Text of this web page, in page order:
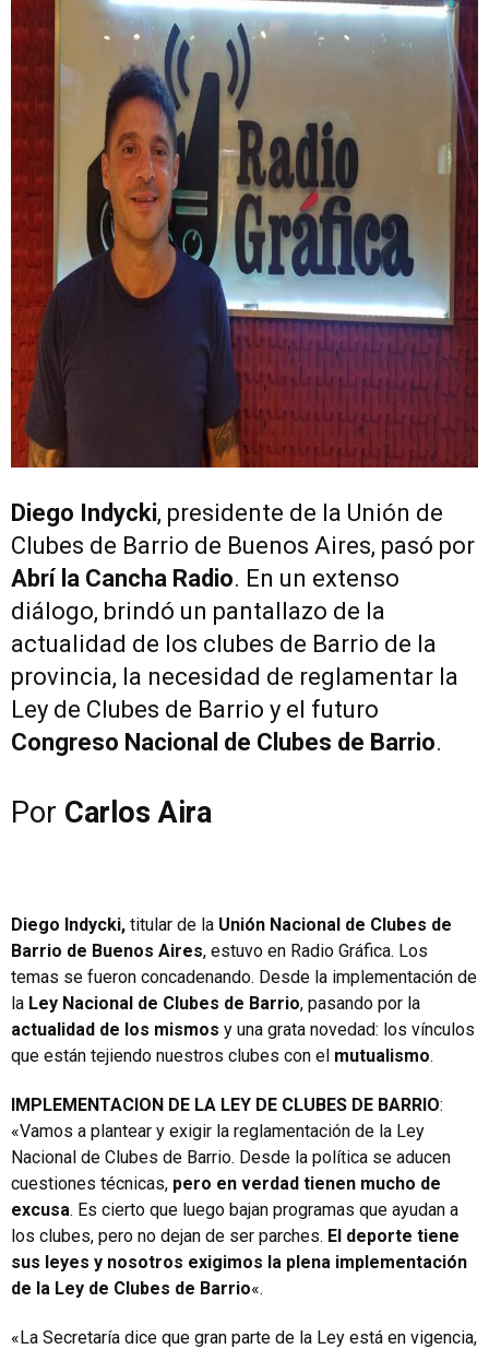
Diego Indycki, presidente de la Unión de
Clubes de Barrio de Buenos Aires, pasó por
Abrí la Cancha Radio. En un extenso
diálogo, brindó un pantallazo de la
actualidad de los clubes de Barrio de la
provincia, la necesidad de reglamentar la
Ley de Clubes de Barrio y el futuro
Congreso Nacional de Clubes de Barrio.
Por Carlos Aira
Diego Indycki, titular de la Unión Nacional de Clubes de
Barrio de Buenos Aires, estuvo en Radio Gráfica. Los
temas se fueron concadenando. Desde la implementación de
la Ley Nacional de Clubes de Barrio, pasando por la
actualidad de los mismos y una grata novedad: los vínculos
que están tejiendo nuestros clubes con el mutualismo.
IMPLEMENTACION DE LA LEY DE CLUBES DE BARRIO:
«Vamos a plantear y exigir la reglamentación de la Ley
Nacional de Clubes de Barrio. Desde la política se aducen
cuestiones técnicas, pero en verdad tienen mucho de
excusa. Es cierto que luego bajan programas que ayudan a
los clubes, pero no dejan de ser parches. El deporte tiene
sus leyes y nosotros exigimos la plena implementación
de la Ley de Clubes de Barrio«.
«La Secretaría dice que gran parte de la Ley está en vigencia,